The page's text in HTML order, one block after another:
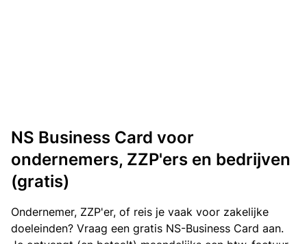
NS Business Card voor
ondernemers, ZZP'ers en bedrijven
(gratis)
Ondernemer, ZZP'er, of reis je vaak voor zakelijke
doeleinden? Vraag een gratis NS-Business Card aan.